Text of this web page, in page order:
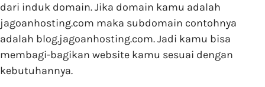
dari induk domain. Jika domain kamu adalah
jagoanhosting.com maka subdomain contohnya
adalah blog.jagoanhosting.com. Jadi kamu bisa
membagi-bagikan website kamu sesuai dengan
kebutuhannya.